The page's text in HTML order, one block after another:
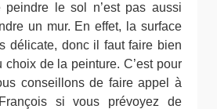
peindre le sol n’est pas aussi
un mur. En effet, la surface
délicate, donc il faut faire bien
choix de la peinture. C’est pour
conseillons de faire appel à
si vous prévoyez de